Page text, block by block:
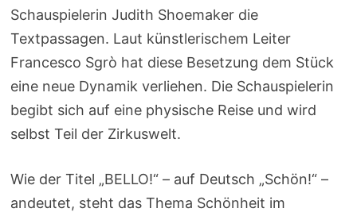
Schauspielerin Judith Shoemaker die
Textpassagen. Laut künstlerischem Leiter
Francesco Sgrò hat diese Besetzung dem Stück
eine neue Dynamik verliehen. Die Schauspielerin
begibt sich auf eine physische Reise und wird
selbst Teil der Zirkuswelt.
Wie der Titel „BELLO!“ – auf Deutsch „Schön!“ –
andeutet, steht das Thema Schönheit im